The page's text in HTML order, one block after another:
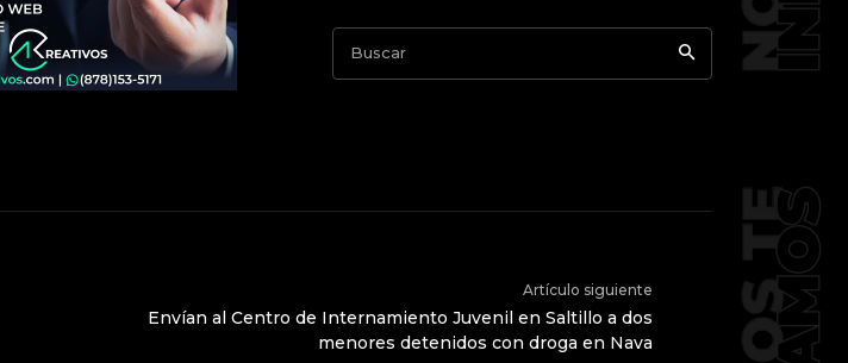
Buscar
Artículo siguiente
Envían al Centro de Internamiento Juvenil en Saltillo a dos
menores detenidos con droga en Nava